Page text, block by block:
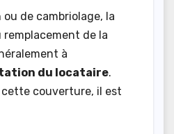
ou de cambriolage, la
remplacement de la
à
du locataire.
cette couverture, il est